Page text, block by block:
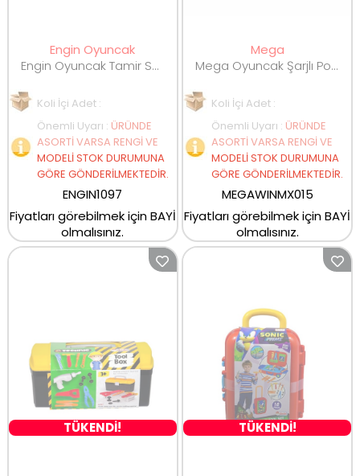
Engin Oyuncak
Engin Oyuncak Tamir Seti ENG-1097
Koli İçi Adet :
Önemli Uyarı : ÜRÜNDE
ASORTİ VARSA RENGİ VE
MODELİ STOK DURUMUNA
GÖRE GÖNDERİLMEKTEDİR.
ENGIN1097
Fiyatları görebilmek için BAYİ
olmalısınız.
Mega
Mega Oyuncak Şarjlı Power Matkap Seti WINMX015
Koli İçi Adet :
Önemli Uyarı : ÜRÜNDE
ASORTİ VARSA RENGİ VE
MODELİ STOK DURUMUNA
GÖRE GÖNDERİLMEKTEDİR.
MEGAWINMX015
Fiyatları görebilmek için BAYİ
olmalısınız.
TÜKENDİ! TÜKENDİ!